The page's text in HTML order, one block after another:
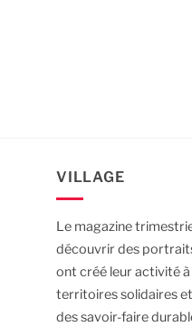
VILLAGE
Le magazine
découvrir des
ont créé leur activité
territoires solidaires
des savoir-faire